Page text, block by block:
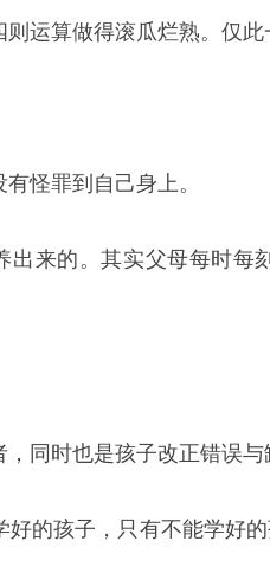
运算做得滚瓜烂熟。仅
怪罪到自己身上。
来的。其实父母每时每
同时也是孩子改正错误与
的孩子，只有不能学好